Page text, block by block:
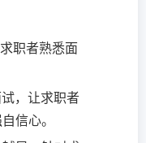
职者熟悉面
，让求职者
信心。